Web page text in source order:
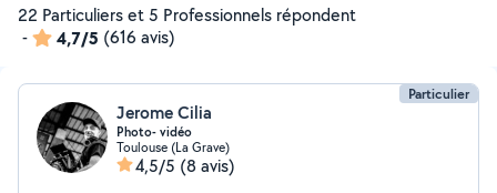
22 Particuliers et 5 Professionnels répondent
-
4,7/5 (616 avis)
Particulier
Jerome Cilia
Photo- vidéo
Toulouse (La Grave)
4,5/5 (8 avis)